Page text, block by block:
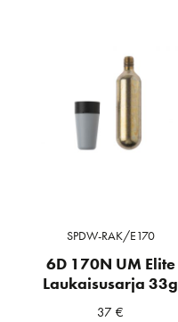
SPDW-RAK/E170
6D 170N UM Elite
Laukaisusarja 33g
37€